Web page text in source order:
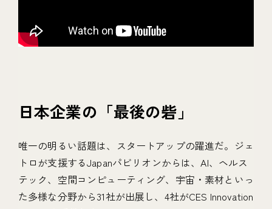
日本企業の「最後の砦」
唯一の明るい話題は、スタートアップの躍進だ。ジェ
トロが支援するJapanパビリオンからは、AI、ヘルス
テック、空間コンピューティング、宇宙・素材といっ
た多様な分野から31社が出展し、4社がCES Innovation